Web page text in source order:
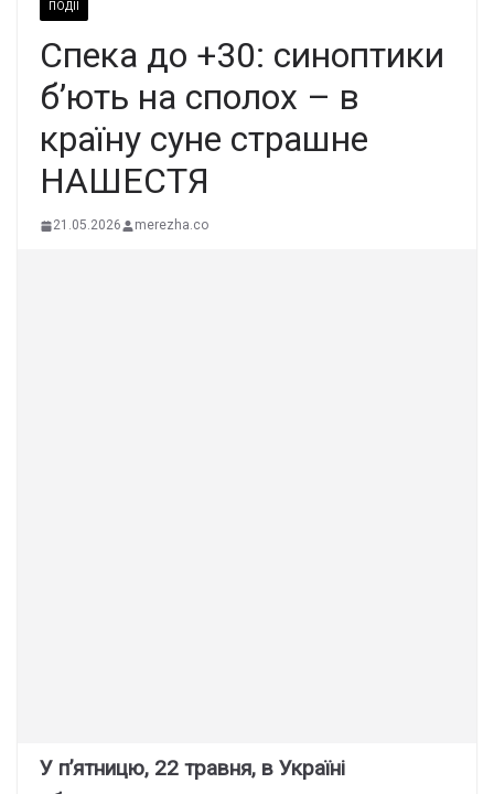
ПОДІЇ
Спека до +30: синоптики
б’ють на сполох – в
країну суне страшне
НАШЕСТЯ
21.05.2026 merezha.co
У п’ятницю, 22 травня, в Україні